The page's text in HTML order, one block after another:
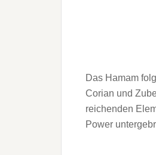
Das Hamam
Corian und
reichenden
Power